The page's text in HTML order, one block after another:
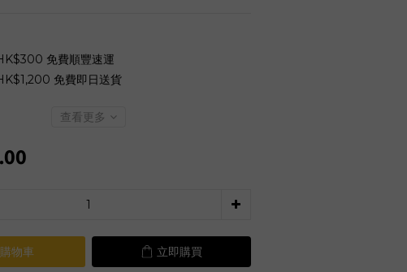
免費順豐速運
免費即日送貨
查看更多
物車 立即購買